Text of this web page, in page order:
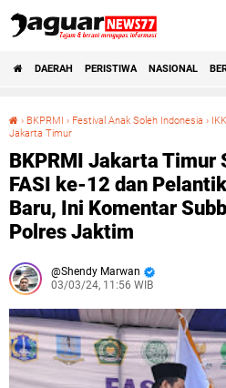
DAERAH PERISTIWA NASIONAL
› BKPRMI › Festival Anak Soleh Indonesia ›
Jakarta Timur
BKPRMI Jakarta Timur
FASI ke-12 dan
Baru, Ini Komentar
Polres Jaktim
Shendy Marwan
03/03/24, 11:56 WIB